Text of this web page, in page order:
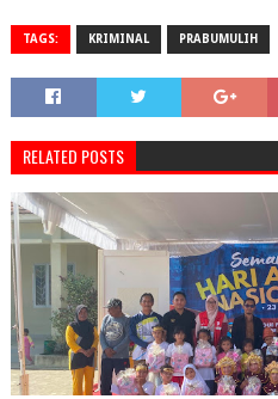
TAGS: KRIMINAL PRABUMULIH
RELATED POSTS